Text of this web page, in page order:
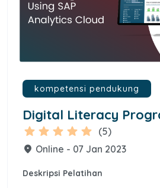
kompetensi pendukung
Digital Literacy
UHAMKA Sesi 1 Kelas B
star star star star star (5)
place Online - 07 Jan 2023
Deskripsi Pelatihan